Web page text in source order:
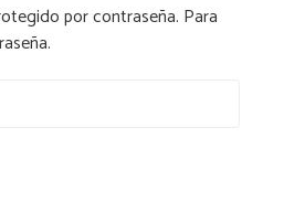
por contraseña. Para